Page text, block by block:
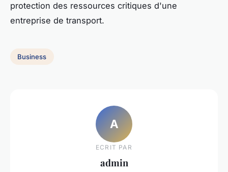
protection des ressources critiques d'une
entreprise de transport.
Business
A
ECRIT PAR
admin